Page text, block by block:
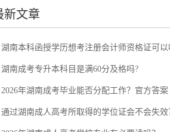
新文章
湖南本科函授学历想考注册会计师资格证可以
湖南成考专升本科目是满60分及格吗?
2026年湖南成考毕业能否分配工作？官方答案
通过湖南成人高考所取得的学位证会不会失效